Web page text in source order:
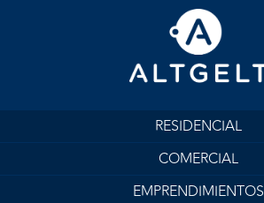
RESIDENCIAL
COMERCIAL
EMPRENDIMIENTOS